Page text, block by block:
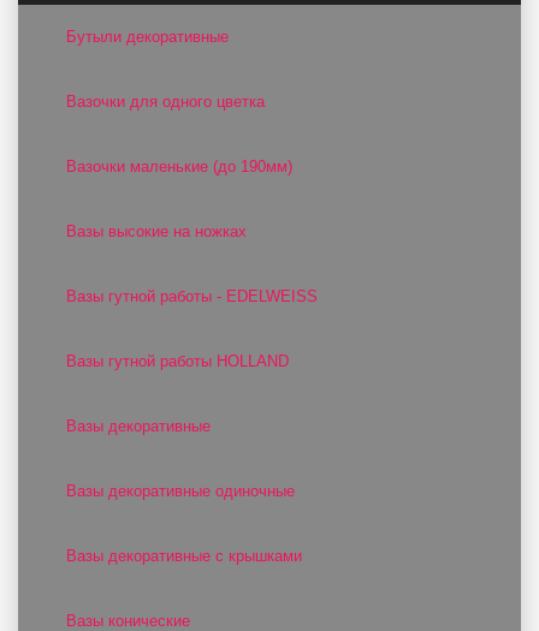
Бутыли декоративные
Вазочки для одного цветка
Вазочки маленькие (до 190мм)
Вазы высокие на ножках
Вазы гутной работы - EDELWEISS
Вазы гутной работы HOLLAND
Вазы декоративные
Вазы декоративные одиночные
Вазы декоративные с крышками
Вазы конические